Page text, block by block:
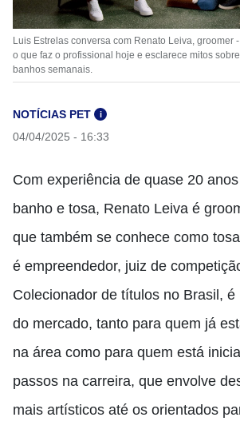
Luis Estrelas conversa com Renato Leiva, groomer
o que faz o profissional hoje e esclarece mitos
banhos semanais.
NOTÍCIAS PET i
04/04/2025 - 16:33
Com experiência de quase 20
banho e tosa, Renato Leiva é
que também se conhece como
é empreendedor, juiz de
Colecionador de títulos no Brasil,
do mercado, tanto para quem já
na área como para quem está
passos na carreira, que envolve
mais artísticos até os orientados